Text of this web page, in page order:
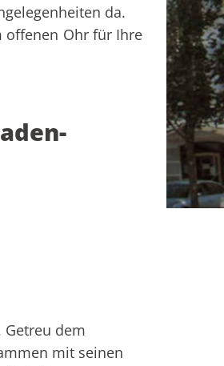
da.
offenen Ohr für Ihre
dem
mit seinen